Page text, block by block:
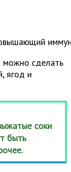
можно сделать
ягод и
соки
быть